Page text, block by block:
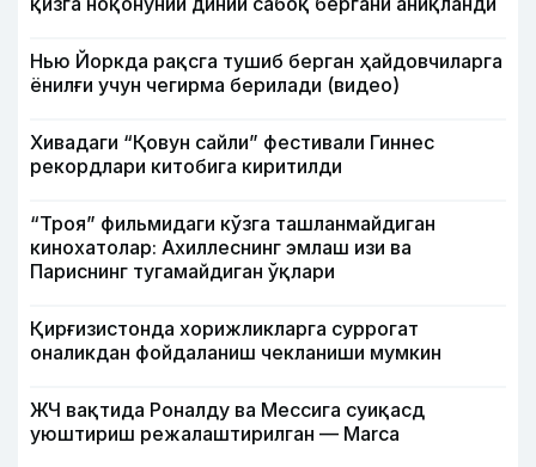
Нью Йоркда рақсга тушиб берган ҳайдовчиларга
ёнилғи учун чегирма берилади (видео)
Хивадаги “Қовун сайли” фестивали Гиннес
рекордлари китобига киритилди
“Троя” фильмидаги кўзга ташланмайдиган
кинохатолар: Ахиллеснинг эмлаш изи ва
Париснинг тугамайдиган ўқлари
Қирғизистонда хорижликларга суррогат
оналикдан фойдаланиш чекланиши мумкин
ЖЧ вақтида Роналду ва Мессига суиқасд
уюштириш режалаштирилган — Marca